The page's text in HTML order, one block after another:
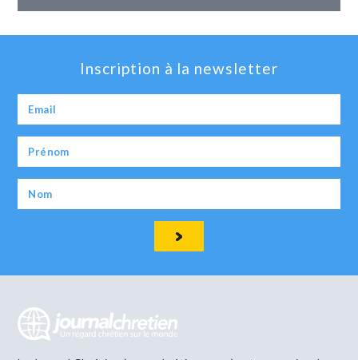
Inscription à la newsletter